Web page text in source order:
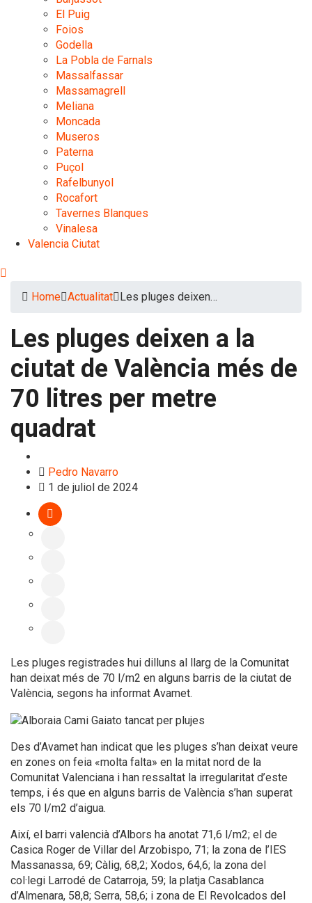
El Puig
Foios
Godella
La Pobla de Farnals
Massalfassar
Massamagrell
Meliana
Moncada
Museros
Paterna
Puçol
Rafelbunyol
Rocafort
Tavernes Blanques
Vinalesa
Valencia Ciutat
Home Actualitat Les pluges deixen…
Les pluges deixen a la
ciutat de València més de
70 litres per metre
quadrat
Pedro Navarro
1 de juliol de 2024
Les pluges registrades hui dilluns al llarg de la Comunitat
han deixat més de 70 l/m2 en alguns barris de la ciutat de
València, segons ha informat Avamet.
Des d’Avamet han indicat que les pluges s’han deixat veure
en zones on feia «molta falta» en la mitat nord de la
Comunitat Valenciana i han ressaltat la irregularitat d’este
temps, i és que en alguns barris de València s’han superat
els 70 l/m2 d’aigua.
Així, el barri valencià d’Albors ha anotat 71,6 l/m2; el de
Casica Roger de Villar del Arzobispo, 71; la zona de l’IES
Massanassa, 69; Càlig, 68,2; Xodos, 64,6; la zona del
col·legi Larrodé de Catarroja, 59; la platja Casablanca
d’Almenara, 58,8; Serra, 58,6; i zona de El Revolcados del